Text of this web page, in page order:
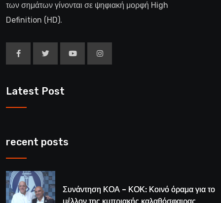
των σημάτων γίνονται σε ψηφιακή μορφή High
Definition (HD).
Latest Post
recent posts
Συνάντηση ΚΟΑ – ΚΟΚ: Κοινό όραμα για το